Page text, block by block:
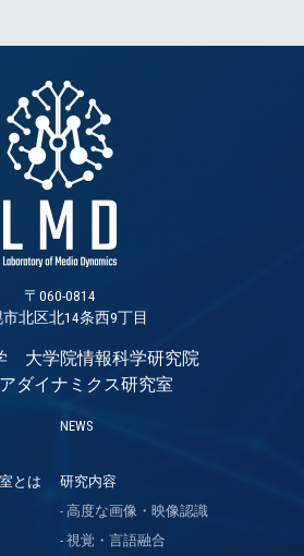
〒060-0814
北区北14条西9丁目
大学院情報科学研究院
ダイナミクス研究室
NEWS
とは
研究内容
高度な画像・映像認識
視覚・言語融合